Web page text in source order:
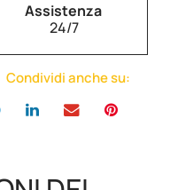
Assistenza
24/7
Condividi anche su: